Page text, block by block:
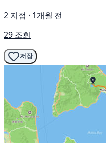
2 지점 · 1개월 전
29 조회
저장